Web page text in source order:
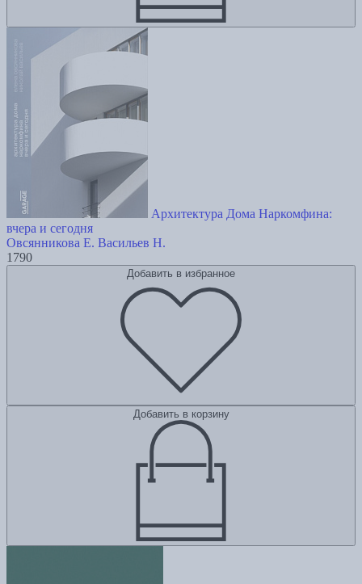
Архитектура Дома Наркомфина:
вчера и сегодня
Овсянникова Е. Васильев Н.
1790
Добавить в избранное
Добавить в корзину